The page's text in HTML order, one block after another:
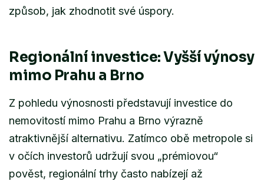
způsob, jak zhodnotit své úspory.
Regionální investice: Vyšší výnosy
mimo Prahu a Brno
Z pohledu výnosnosti představují investice do
nemovitostí mimo Prahu a Brno výrazně
atraktivnější alternativu. Zatímco obě metropole si
v očích investorů udržují svou „prémiovou“
pověst, regionální trhy často nabízejí až